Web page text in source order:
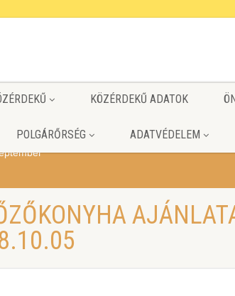
KÖZÉRDEKŰ ADATOK
POLGÁRŐRSÉG ADATVÉDELEM